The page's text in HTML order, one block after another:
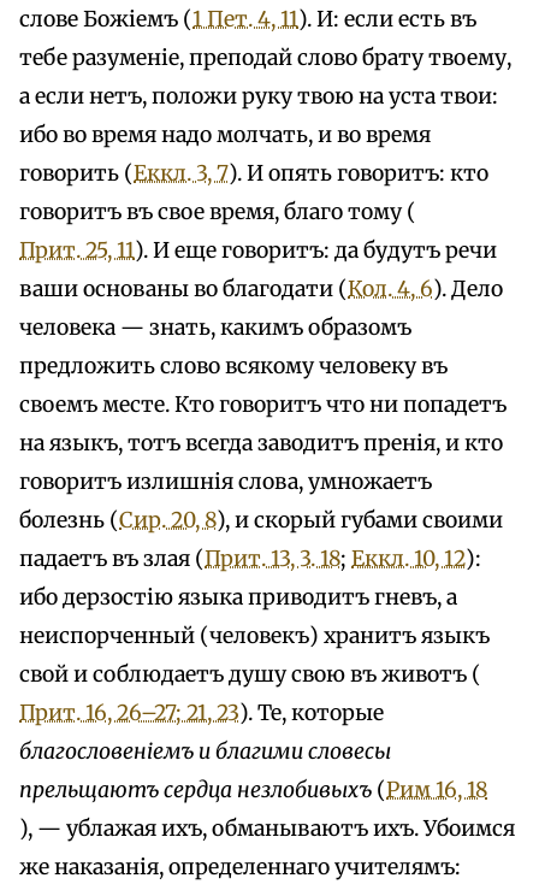
слове Божіемъ (1 Пет. 4, 11). И: если есть въ
тебе разуменіе, преподай слово брату твоему,
а если нетъ, положи руку твою на уста твои:
ибо во время надо молчать, и во время
говорить (Еккл. 3, 7). И опять говоритъ: кто
говоритъ въ свое время, благо тому (
Прит. 25, 11). И еще говоритъ: да будутъ речи
ваши основаны во благодати (Кол. 4, 6). Дело
человека — знать, какимъ образомъ
предложить слово всякому человеку въ
своемъ месте. Кто говоритъ что ни попадетъ
на языкъ, тотъ всегда заводитъ пренія, и кто
говоритъ излишнія слова, умножаетъ
болезнь (Сир. 20, 8), и скорый губами своими
падаетъ въ злая (Прит. 13, 3. 18; Еккл. 10, 12):
ибо дерзостію языка приводитъ гневъ, а
неиспорченный (человекъ) хранитъ языкъ
свой и соблюдаетъ душу свою въ животъ (
Прит. 16, 26–27; 21, 23). Те, которые
благословеніемъ и благими словесы
прельщаютъ сердца незлобивыхъ (Рим 16, 18
), — ублажая ихъ, обманываютъ ихъ. Убоимся
же наказанія, определеннаго учителямъ: